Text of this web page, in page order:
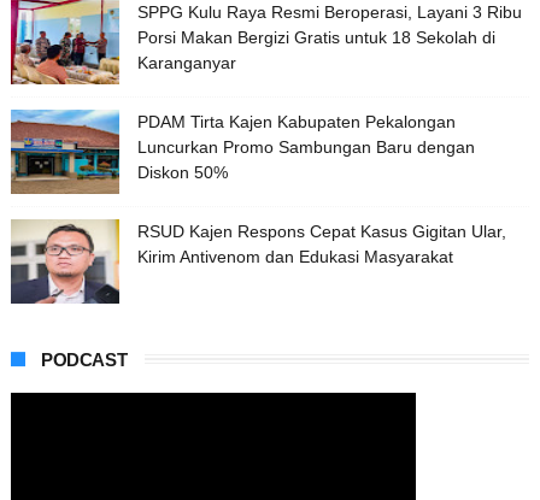
SPPG Kulu Raya Resmi Beroperasi, Layani 3 Ribu
Porsi Makan Bergizi Gratis untuk 18 Sekolah di
Karanganyar
PDAM Tirta Kajen Kabupaten Pekalongan
Luncurkan Promo Sambungan Baru dengan
Diskon 50%
RSUD Kajen Respons Cepat Kasus Gigitan Ular,
Kirim Antivenom dan Edukasi Masyarakat
PODCAST